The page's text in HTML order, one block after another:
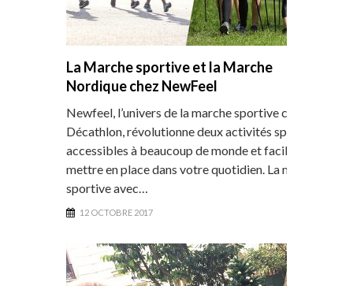
La Marche sportive et la Marche
Nordique chez NewFeel
Newfeel, l’univers de la marche sportive chez
Décathlon, révolutionne deux activités sportives,
accessibles à beaucoup de monde et faciles à
mettre en place dans votre quotidien. La marche
sportive avec…
12 OCTOBRE 2017